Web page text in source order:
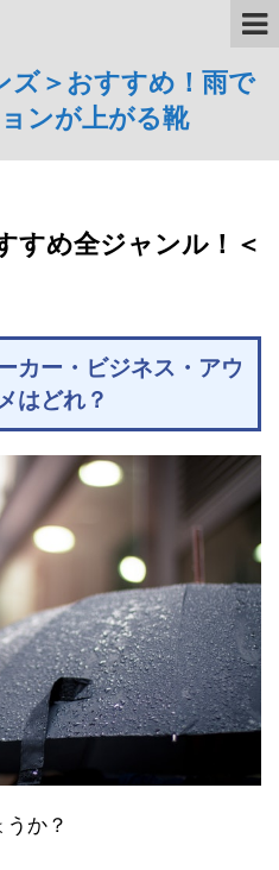
ズ＞おすすめ！雨で
ンが上がる靴
すめ全ジャンル！＜
カー・ビジネス・アウ
はどれ？
か？